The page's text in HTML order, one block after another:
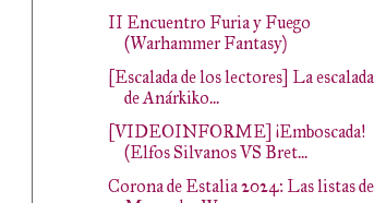
II Encuentro Furia y Fuego
(Warhammer Fantasy)
[Escalada de los lectores] La escalada
de Anárkiko...
[VIDEOINFORME] ¡Emboscada!
(Elfos Silvanos VS Bret...
Corona de Estalia 2024: Las listas de